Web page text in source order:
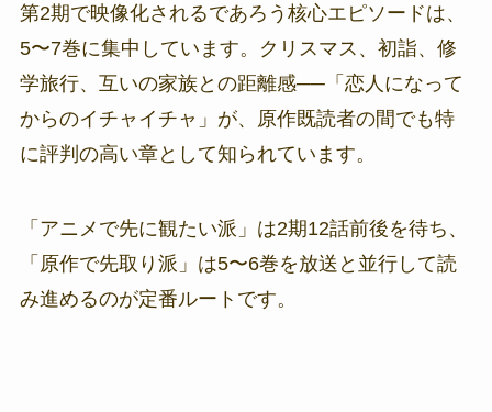
第2期で映像化されるであろう核心エピソードは、
5〜7巻に集中しています。クリスマス、初詣、修
学旅行、互いの家族との距離感──「恋人になって
からのイチャイチャ」が、原作既読者の間でも特
に評判の高い章として知られています。
「アニメで先に観たい派」は2期12話前後を待ち、
「原作で先取り派」は5〜6巻を放送と並行して読
み進めるのが定番ルートです。